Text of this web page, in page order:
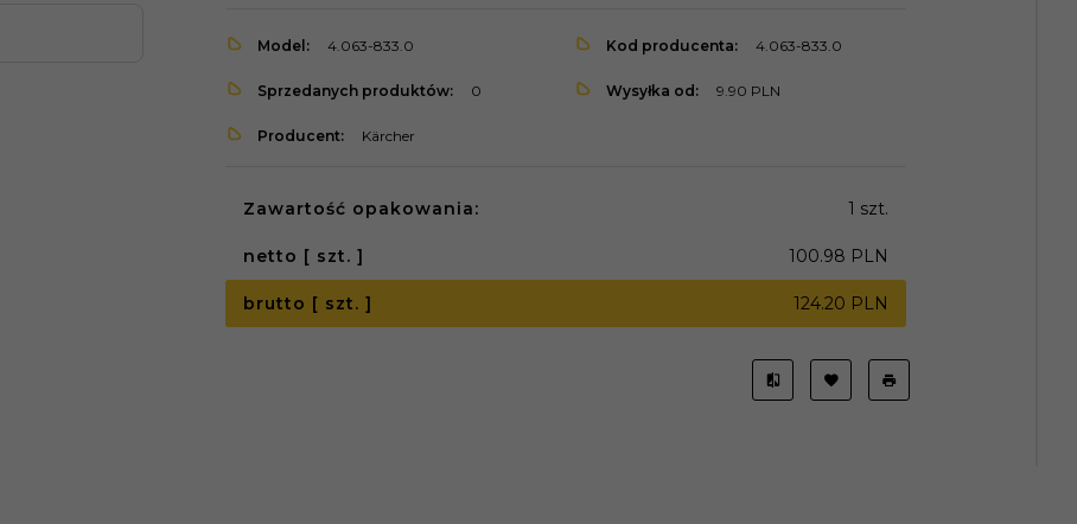
Model: 4.063-833.0 Kod producenta: 4.063-833.0
Sprzedanych produktów: 0 Wysyłka od: 9.90 PLN
Producent: Kärcher
Zawartość opakowania: 1 szt.
netto [ szt. ] 100.98 PLN
brutto [ szt. ] 124.20 PLN